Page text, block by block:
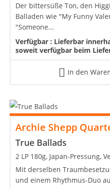
Der bittersüße Ton, den
Balladen wie "My Funny
"Someone...
Verfügbar : Lieferbar
soweit verfügbar beim
In den
Archie Shepp
True Ballads
2 LP 180g, Japan-Pressung,
Mit derselben
und einem Rhythmus-Duo